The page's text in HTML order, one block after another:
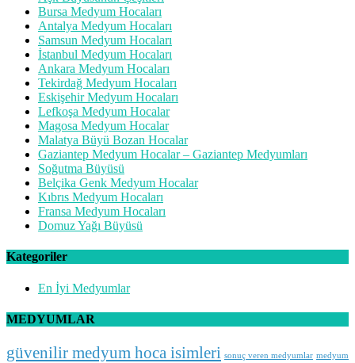
Bursa Medyum Hocaları
Antalya Medyum Hocaları
Samsun Medyum Hocaları
İstanbul Medyum Hocaları
Ankara Medyum Hocaları
Tekirdağ Medyum Hocaları
Eskişehir Medyum Hocaları
Lefkoşa Medyum Hocalar
Magosa Medyum Hocalar
Malatya Büyü Bozan Hocalar
Gaziantep Medyum Hocalar – Gaziantep Medyumları
Soğutma Büyüsü
Belçika Genk Medyum Hocalar
Kıbrıs Medyum Hocaları
Fransa Medyum Hocaları
Domuz Yağı Büyüsü
Kategoriler
En İyi Medyumlar
MEDYUMLAR
güvenilir medyum hoca isimleri sonuç veren medyumlar medyum